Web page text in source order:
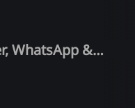
WhatsApp &